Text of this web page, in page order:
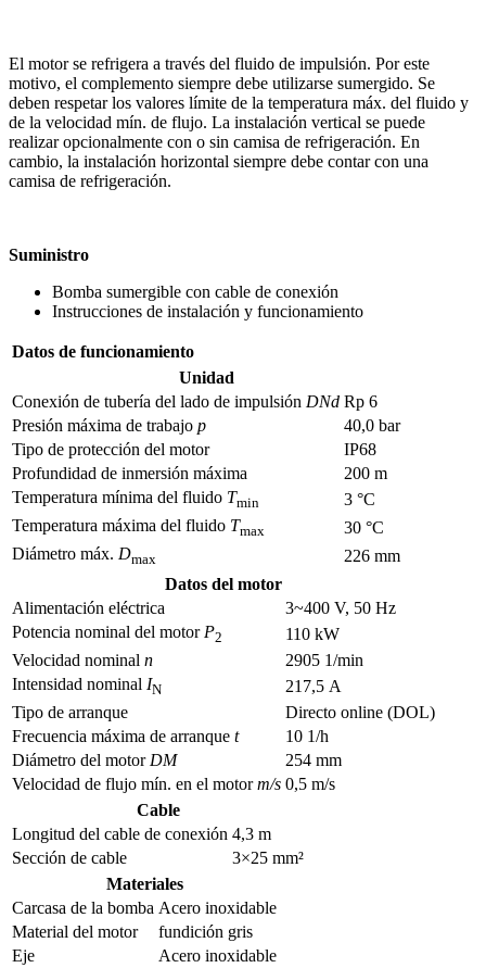
El motor se refrigera a través del fluido de impulsión. Por este
motivo, el complemento siempre debe utilizarse sumergido. Se
deben respetar los valores límite de la temperatura máx. del fluido y
de la velocidad mín. de flujo. La instalación vertical se puede
realizar opcionalmente con o sin camisa de refrigeración. En
cambio, la instalación horizontal siempre debe contar con una
camisa de refrigeración.
Suministro
Bomba sumergible con cable de conexión
Instrucciones de instalación y funcionamiento
Datos de funcionamiento
Unidad
Conexión de tubería del lado de impulsión DNd Rp 6
Presión máxima de trabajo p
40,0 bar
Tipo de protección del motor
IP68
Profundidad de inmersión máxima
200 m
Temperatura mínima del fluido Tmin
3 °C
Temperatura máxima del fluido Tmax
30 °C
Diámetro máx. Dmax
226 mm
Datos del motor
Alimentación eléctrica
3~400 V, 50 Hz
Potencia nominal del motor P2
110 kW
Velocidad nominal n
2905 1/min
Intensidad nominal IN
217,5 A
Tipo de arranque
Directo online (DOL)
Frecuencia máxima de arranque t
10 1/h
Diámetro del motor DM
254 mm
Velocidad de flujo mín. en el motorm/s 0,5 m/s
Cable
Longitud del cable de conexión 4,3 m
Sección de cable
3×25 mm²
Materiales
Carcasa de la bomba Acero inoxidable
Material del motor
fundición gris
Eje
Acero inoxidable